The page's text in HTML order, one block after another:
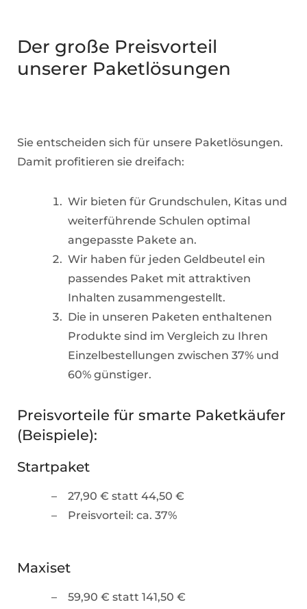
Der große Preisvorteil
unserer Paketlösungen
Sie entscheiden sich für unsere Paketlösungen.
Damit profitieren sie dreifach:
Wir bieten für Grundschulen, Kitas und
weiterführende Schulen optimal
angepasste Pakete an.
Wir haben für jeden Geldbeutel ein
passendes Paket mit attraktiven
Inhalten zusammengestellt.
Die in unseren Paketen enthaltenen
Produkte sind im Vergleich zu Ihren
Einzelbestellungen zwischen 37% und
60% günstiger.
Preisvorteile für smarte Paketkäufer
(Beispiele):
Startpaket
27,90 € statt 44,50 €
Preisvorteil: ca. 37%
Maxiset
59,90 € statt 141,50 €